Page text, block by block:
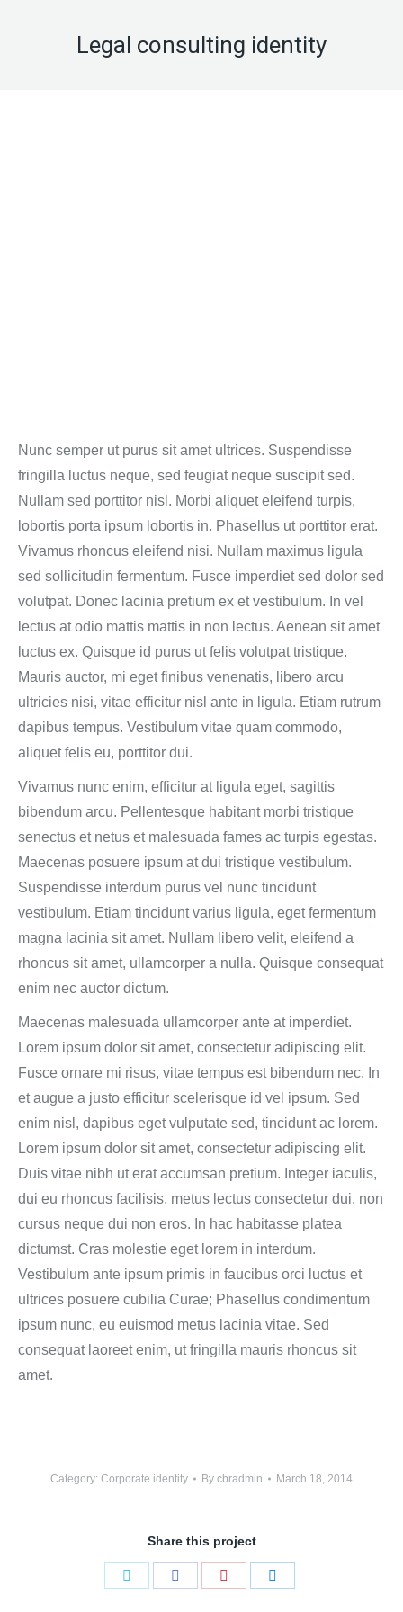
Legal consulting identity
Nunc semper ut purus sit amet ultrices. Suspendisse
fringilla luctus neque, sed feugiat neque suscipit sed.
Nullam sed porttitor nisl. Morbi aliquet eleifend turpis,
lobortis porta ipsum lobortis in. Phasellus ut porttitor erat.
Vivamus rhoncus eleifend nisi. Nullam maximus ligula
sed sollicitudin fermentum. Fusce imperdiet sed dolor sed
volutpat. Donec lacinia pretium ex et vestibulum. In vel
lectus at odio mattis mattis in non lectus. Aenean sit amet
luctus ex. Quisque id purus ut felis volutpat tristique.
Mauris auctor, mi eget finibus venenatis, libero arcu
ultricies nisi, vitae efficitur nisl ante in ligula. Etiam rutrum
dapibus tempus. Vestibulum vitae quam commodo,
aliquet felis eu, porttitor dui.
Vivamus nunc enim, efficitur at ligula eget, sagittis
bibendum arcu. Pellentesque habitant morbi tristique
senectus et netus et malesuada fames ac turpis egestas.
Maecenas posuere ipsum at dui tristique vestibulum.
Suspendisse interdum purus vel nunc tincidunt
vestibulum. Etiam tincidunt varius ligula, eget fermentum
magna lacinia sit amet. Nullam libero velit, eleifend a
rhoncus sit amet, ullamcorper a nulla. Quisque consequat
enim nec auctor dictum.
Maecenas malesuada ullamcorper ante at imperdiet.
Lorem ipsum dolor sit amet, consectetur adipiscing elit.
Fusce ornare mi risus, vitae tempus est bibendum nec. In
et augue a justo efficitur scelerisque id vel ipsum. Sed
enim nisl, dapibus eget vulputate sed, tincidunt ac lorem.
Lorem ipsum dolor sit amet, consectetur adipiscing elit.
Duis vitae nibh ut erat accumsan pretium. Integer iaculis,
dui eu rhoncus facilisis, metus lectus consectetur dui, non
cursus neque dui non eros. In hac habitasse platea
dictumst. Cras molestie eget lorem in interdum.
Vestibulum ante ipsum primis in faucibus orci luctus et
ultrices posuere cubilia Curae; Phasellus condimentum
ipsum nunc, eu euismod metus lacinia vitae. Sed
consequat laoreet enim, ut fringilla mauris rhoncus sit
amet.
Category: Corporate identity By cbradmin March 18, 2014
Share this project